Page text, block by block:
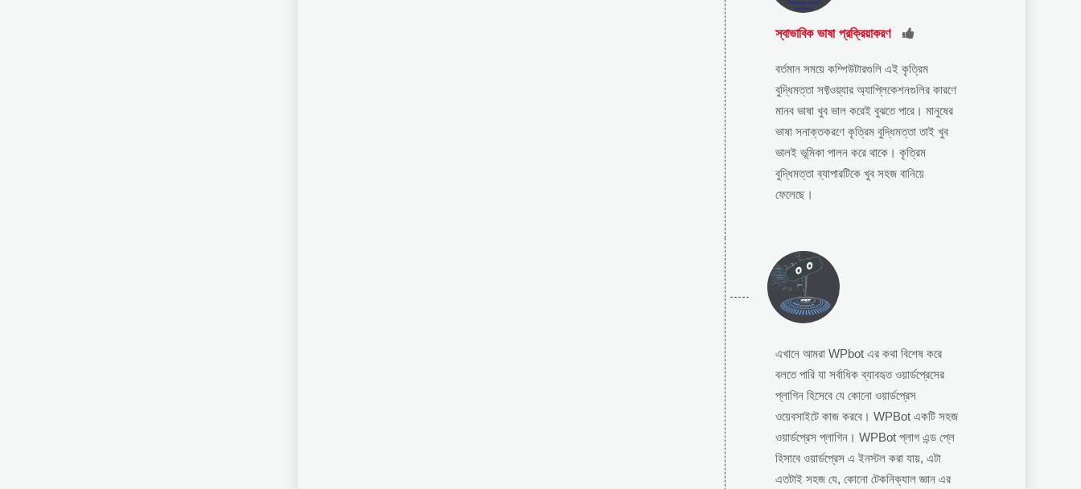
স্বাভাবিক ভাষা প্রক্রিয়াকরণ
বর্তমান সময়ে কম্পিউটারগুলি এই কৃত্রিম
বুদ্ধিমত্তা সফ্টওয়্যার অ্যাপ্লিকেশনগুলির কারণে
মানব ভাষা খুব ভাল করেই বুঝতে পারে। মানুষের
ভাষা সনাক্তকরণে কৃত্রিম বুদ্ধিমত্তা তাই খুব
ভালই ভূমিকা পালন করে থাকে। কৃত্রিম
বুদ্ধিমত্তা ব্যাপারটিকে খুব সহজ বানিয়ে
ফেলেছে।
এখানে আমরা WPbot এর কথা বিশেষ করে
বলতে পারি যা সর্বাধিক ব্যাবহৃত ওয়ার্ডপ্রেসের
প্লাগিন হিসেবে যে কোনো ওয়ার্ডপ্রেস
ওয়েবসাইটে কাজ করবে। WPBot একটি সহজ
ওয়ার্ডপ্রেস প্লাগিন। WPBot প্লাগ এন্ড প্লে
হিসাবে ওয়ার্ডপ্রেস এ ইনস্টল করা যায়, এটা
এতটাই সহজ যে, কোনো টেকনিক্যাল জ্ঞান এর